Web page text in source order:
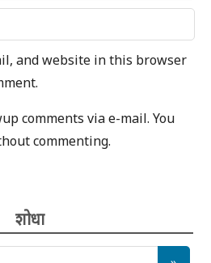
and website in this browser
comments via e-mail. You
commenting.
शोधा